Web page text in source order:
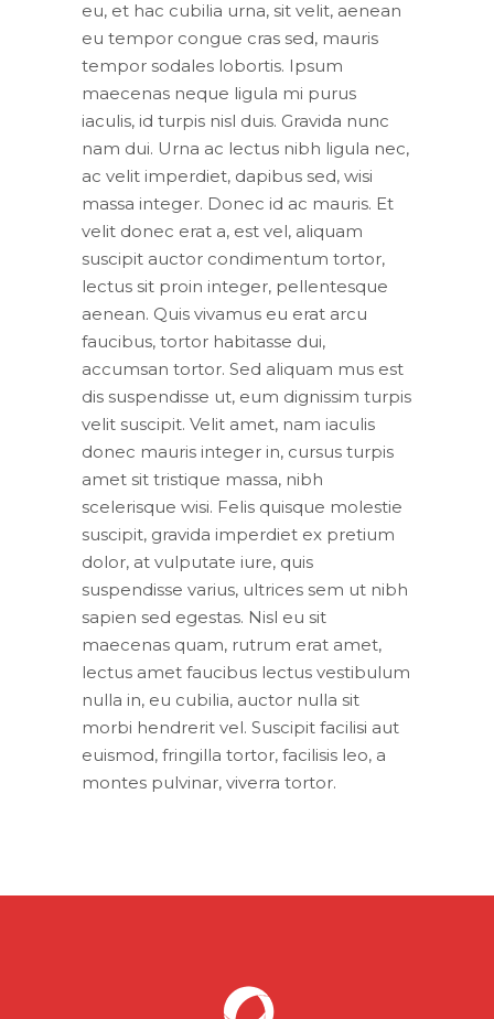
eu, et hac cubilia urna, sit velit, aenean
eu tempor congue cras sed, mauris
tempor sodales lobortis. Ipsum
maecenas neque ligula mi purus
iaculis, id turpis nisl duis. Gravida nunc
nam dui. Urna ac lectus nibh ligula nec,
ac velit imperdiet, dapibus sed, wisi
massa integer. Donec id ac mauris. Et
velit donec erat a, est vel, aliquam
suscipit auctor condimentum tortor,
lectus sit proin integer, pellentesque
aenean. Quis vivamus eu erat arcu
faucibus, tortor habitasse dui,
accumsan tortor. Sed aliquam mus est
dis suspendisse ut, eum dignissim turpis
velit suscipit. Velit amet, nam iaculis
donec mauris integer in, cursus turpis
amet sit tristique massa, nibh
scelerisque wisi. Felis quisque molestie
suscipit, gravida imperdiet ex pretium
dolor, at vulputate iure, quis
suspendisse varius, ultrices sem ut nibh
sapien sed egestas. Nisl eu sit
maecenas quam, rutrum erat amet,
lectus amet faucibus lectus vestibulum
nulla in, eu cubilia, auctor nulla sit
morbi hendrerit vel. Suscipit facilisi aut
euismod, fringilla tortor, facilisis leo, a
montes pulvinar, viverra tortor.